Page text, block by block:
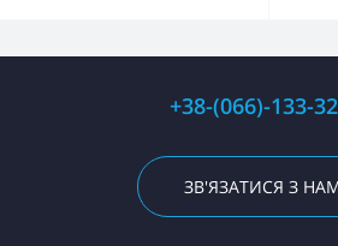
+38-(066)-133-
ЗВ'ЯЗАТИСЯ З